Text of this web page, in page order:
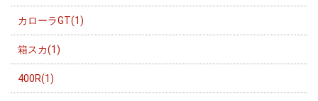
カローラGT(1)
箱スカ(1)
400R(1)